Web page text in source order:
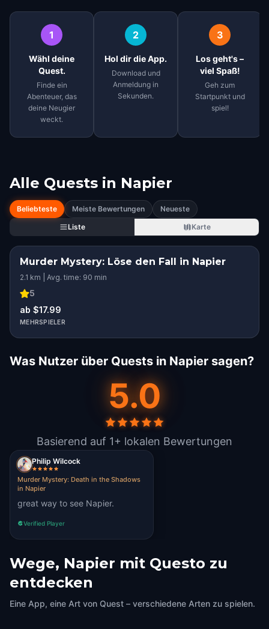
1
Wähl deine
Quest.
Finde ein
Abenteuer, das
deine Neugier
weckt.
2
Hol dir die App.
Download und
Anmeldung in
Sekunden.
3
Los geht's –
viel Spaß!
Geh zum
Startpunkt und
spiel!
Alle Quests in Napier
Beliebteste Meiste Bewertungen
Neueste
Liste
Karte
Murder Mystery: Löse den Fall in Napier
2.1 km | Avg. time: 90 min
5
ab $17.99
MEHRSPIELER
Was Nutzer über Quests in Napier sagen?
5.0
Basierend auf 1+ lokalen Bewertungen
Philip Wilcock
Murder Mystery: Death in the Shadows
in Napier
great way to see Napier.
Verified Player
Wege, Napier mit Questo zu
entdecken
Eine App, eine Art von Quest – verschiedene Arten zu spielen.